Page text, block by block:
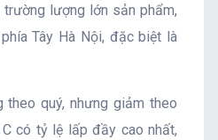
lượng lớn sản phẩm,
Tây Hà Nội, đặc biệt là
quý, nhưng giảm theo
có tỷ lệ lấp đầy cao nhất,